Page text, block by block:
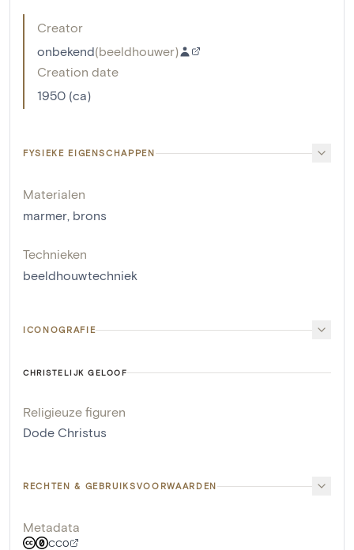
Creator
onbekend(beeldhouwer)
Creation date
1950 (ca)
FYSIEKE EIGENSCHAPPEN
Materialen
marmer, brons
Technieken
beeldhouwtechniek
ICONOGRAFIE
CHRISTELIJK GELOOF
Religieuze figuren
Dode Christus
RECHTEN & GEBRUIKSVOORWAARDEN
Metadata
CC0